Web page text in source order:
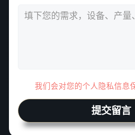
我们会对您的个人隐私信息
提交留言